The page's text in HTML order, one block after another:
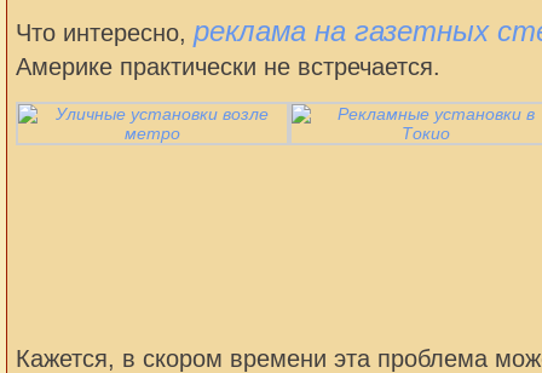
Что интересно, реклама на газетных
Америке практически не встречается.
Кажется, в скором времени эта проблема